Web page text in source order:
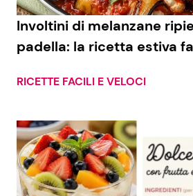
Involtini di melanzane
padella: la ricetta estiva
RICETTE FACILI E VELOCI